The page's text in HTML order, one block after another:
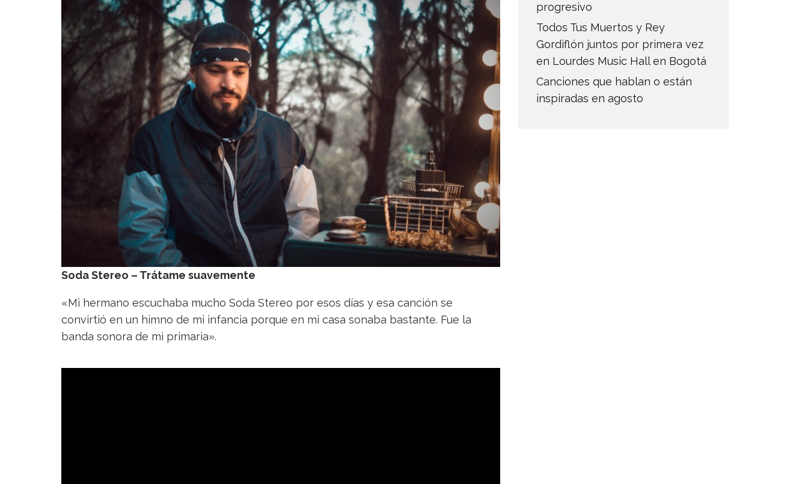
Soda Stereo – Trátame suavemente
«Mi hermano escuchaba mucho Soda Stereo por esos días y esa canción se
convirtió en un himno de mi infancia porque en mi casa sonaba bastante. Fue la
banda sonora de mi primaria».
progresivo
Todos Tus Muertos y Rey
Gordiflón juntos por primera vez
en Lourdes Music Hall en Bogotá
Canciones que hablan o están
inspiradas en agosto